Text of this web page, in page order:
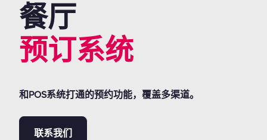
餐厅
预订系统
和POS系统打通的预约功能，覆盖多渠道。
联系我们